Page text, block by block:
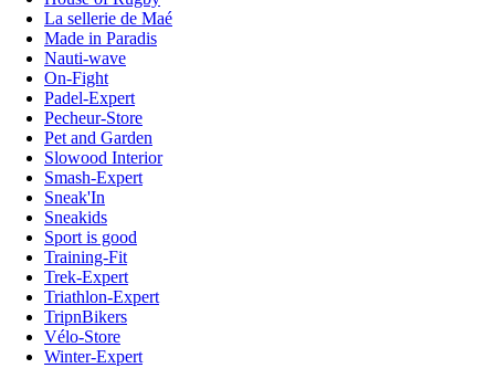
La sellerie de Maé
Made in Paradis
Nauti-wave
On-Fight
Padel-Expert
Pecheur-Store
Pet and Garden
Slowood Interior
Smash-Expert
Sneak'In
Sneakids
Sport is good
Training-Fit
Trek-Expert
Triathlon-Expert
TripnBikers
Vélo-Store
Winter-Expert